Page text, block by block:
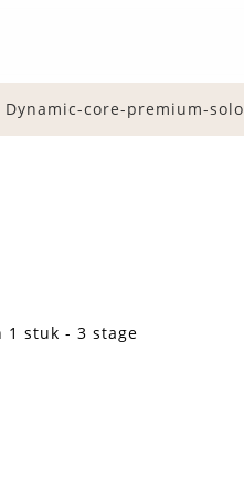
Dynamic-core-premium-solo